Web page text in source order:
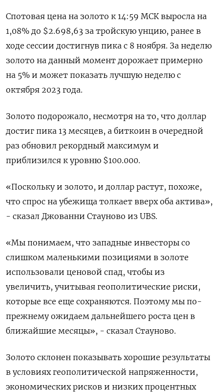
Спотовая цена на золото к 14:59 МСК выросла на
1,08% до $2.698,63 за тройскую унцию, ранее в
ходе сессии достигнув пика с 8 ноября. За неделю
золото на данный момент дорожает примерно
на 5% и может показать лучшую неделю с
октября 2023 года.
Золото подорожало, несмотря на то, что доллар
достиг пика 13 месяцев, а биткоин в очередной
раз обновил рекордный максимум и
приблизился к уровню $100.000.
«Поскольку и золото, и доллар растут, похоже,
что спрос на убежища толкает вверх оба актива»,
- сказал Джованни Стауново из UBS.
«Мы понимаем, что западные инвесторы со
слишком маленькими позициями в золоте
использовали ценовой спад, чтобы из
увеличить, учитывая геополитические риски,
которые все еще сохраняются. Поэтому мы по-
прежнему ожидаем дальнейшего роста цен в
ближайшие месяцы», - сказал Стауново.
Золото склонен показывать хорошие результаты
в условиях геополитической напряженности,
экономических рисков и низких процентных